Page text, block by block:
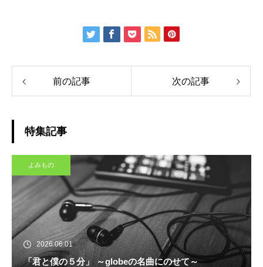
前の記事 次の記事
特集記事
よみもの
2026.06.01
「君と僕の５分」 ～globeの名曲にのせて～